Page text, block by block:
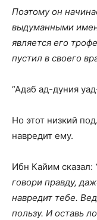
Поэтому он
выдуманными
является его
пустил в своего
“Адаб ад-дуния
Но этот низкий
навредит ему.
Ибн Кайим сказал:
говори правду,
навредит тебе.
пользу. И оставь